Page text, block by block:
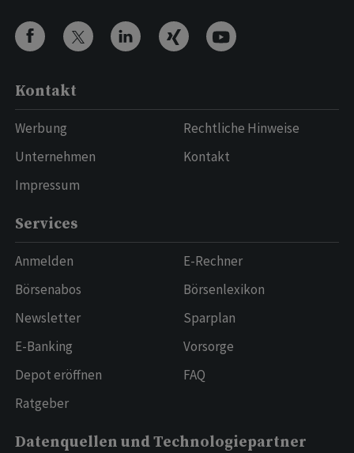
Kontakt
Werbung
Unternehmen
Impressum
Rechtliche Hinweise
Kontakt
Services
Anmelden
Börsenabos
Newsletter
E-Banking
Depot eröffnen
Ratgeber
E-Rechner
Börsenlexikon
Sparplan
Vorsorge
FAQ
Datenquellen und Technologiepartner